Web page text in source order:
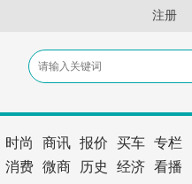
注册
时尚 商讯 报价 买车 专栏
消费 微商 历史 经济 看播